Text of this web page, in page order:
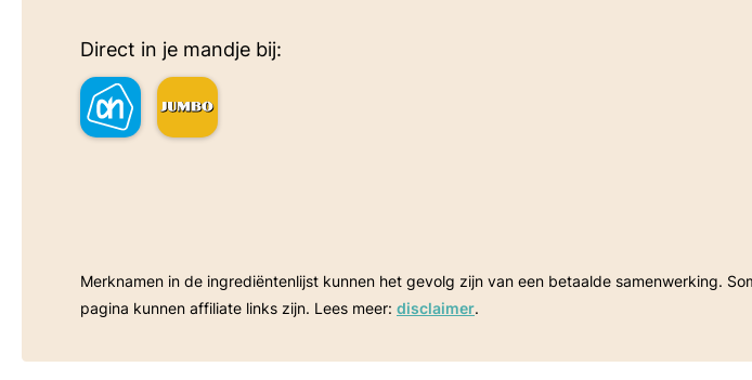
Direct in je mandje bij:
Merknamen in de ingrediëntenlijst kunnen het gevolg zijn van een betaalde samenwerking. Sommige linkjes op deze
pagina kunnen affiliate links zijn. Lees meer: disclaimer.